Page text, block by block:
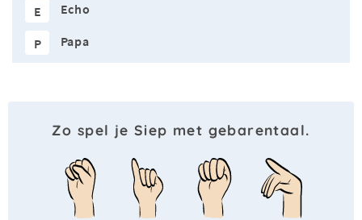
E Echo
P Papa
Zo spel je Siep met gebarentaal.